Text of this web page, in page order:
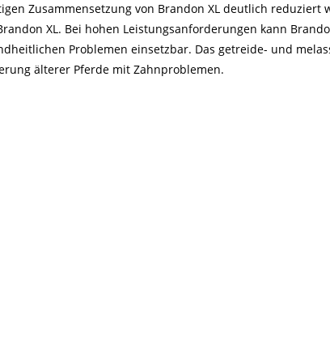
Zusammensetzung von Brandon XL deutlich reduziert
XL. Bei hohen Leistungsanforderungen kann
Problemen einsetzbar. Das getreide- und
älterer Pferde mit Zahnproblemen.